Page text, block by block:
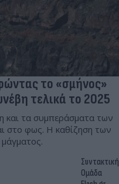
το «σμήνος»
τελικά το 2025
και τα συμπεράσματα των
στο φως. Η καθίζηση των
Συντακτική
Ομάδα